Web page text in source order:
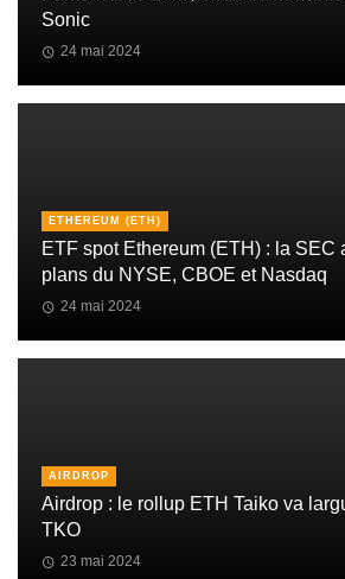
Sonic
24 mai 2024
ETHEREUM (ETH)
ETF spot Ethereum (ETH) : la SEC
plans du NYSE, CBOE et Nasdaq
24 mai 2024
AIRDROP
Airdrop : le rollup ETH Taiko va
TKO
23 mai 2024